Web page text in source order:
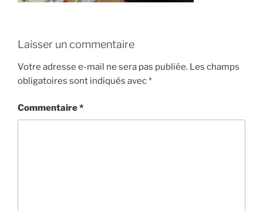
Laisser un commentaire
Votre adresse e-mail ne sera pas publiée. Les champs
obligatoires sont indiqués avec*
Commentaire*